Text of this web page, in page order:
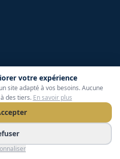
votre expérience
site adapté à vos besoins. Aucune
des tiers. En savoir plus